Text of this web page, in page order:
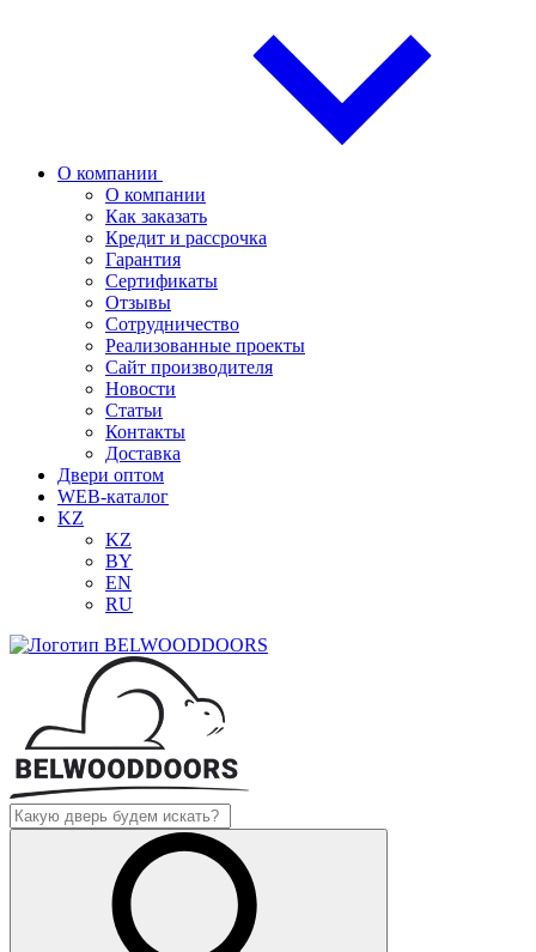
О компании
О компании
Как заказать
Кредит и рассрочка
Гарантия
Сертификаты
Отзывы
Сотрудничество
Реализованные проекты
Сайт производителя
Новости
Статьи
Контакты
Доставка
Двери оптом
WEB-каталог
KZ
KZ
BY
EN
RU